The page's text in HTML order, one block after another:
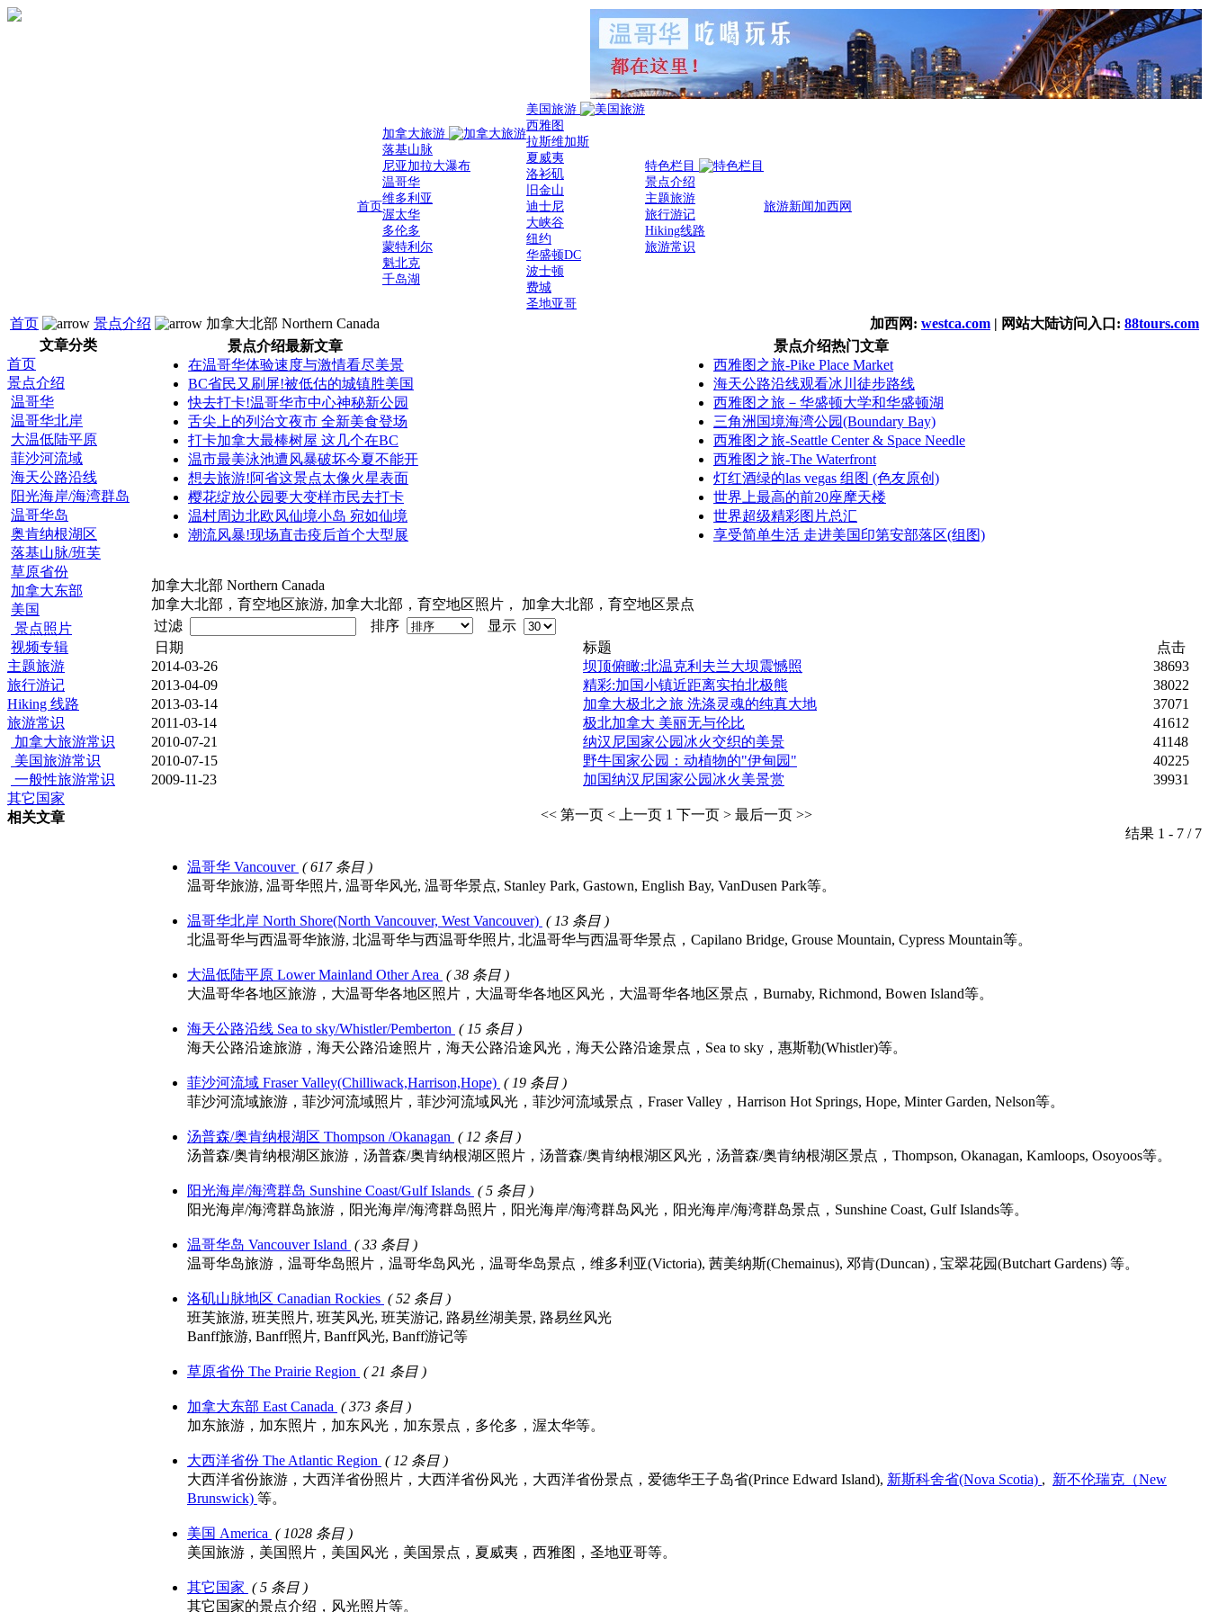
首页
加拿大旅游
落基山脉
尼亚加拉大瀑布
温哥华
维多利亚
渥太华
多伦多
蒙特利尔
魁北克
千岛湖
美国旅游
西雅图
拉斯维加斯
夏威夷
洛衫矶
旧金山
迪士尼
大峡谷
纽约
华盛顿DC
波士顿
费城
圣地亚哥
特色栏目
景点介绍
主题旅游
旅行游记
Hiking线路
旅游常识
旅游新闻 加西网
首页 景点介绍 加拿大北部 Northern Canada 加西网: westca.com | 网站大陆访问入口: 88tours.com
文章分类
首页
景点介绍
温哥华
温哥华北岸
大温低陆平原
菲沙河流域
海天公路沿线
阳光海岸/海湾群岛
温哥华岛
奥肯纳根湖区
落基山脉/班芙
草原省份
加拿大东部
美国
景点照片
视频专辑
主题旅游
旅行游记
Hiking 线路
旅游常识
加拿大旅游常识
美国旅游常识
一般性旅游常识
其它国家
相关文章
景点介绍最新文章
在温哥华体验速度与激情看尽美景
BC省民又刷屏!被低估的城镇胜美国
快去打卡!温哥华市中心神秘新公园
舌尖上的列治文夜市 全新美食登场
打卡加拿大最棒树屋 这几个在BC
温市最美泳池遭风暴破坏今夏不能开
想去旅游!阿省这景点太像火星表面
樱花绽放公园要大变样市民去打卡
温村周边北欧风仙境小岛 宛如仙境
潮流风暴!现场直击疫后首个大型展
景点介绍热门文章
西雅图之旅-Pike Place Market
海天公路沿线观看冰川徒步路线
西雅图之旅－华盛顿大学和华盛顿湖
三角洲国境海湾公园(Boundary Bay)
西雅图之旅-Seattle Center & Space Needle
西雅图之旅-The Waterfront
灯红酒绿的las vegas 组图 (色友原创)
世界上最高的前20座摩天楼
世界超级精彩图片总汇
享受简单生活 走进美国印第安部落区(组图)
加拿大北部 Northern Canada
加拿大北部，育空地区旅游, 加拿大北部，育空地区照片， 加拿大北部，育空地区景点
过滤
排序
显示
日期
标题
点击
2014-03-26
坝顶俯瞰:北温克利夫兰大坝震憾照
38693
2013-04-09
精彩:加国小镇近距离实拍北极熊
38022
2013-03-14
加拿大极北之旅 洗涤灵魂的纯真大地
37071
2011-03-14
极北加拿大 美丽无与伦比
41612
2010-07-21
纳汉尼国家公园冰火交织的美景
41148
2010-07-15
野牛国家公园：动植物的"伊甸园"
40225
2009-11-23
加国纳汉尼国家公园冰火美景赏 39931
<< 第一页 < 上一页 1 下一页 > 最后一页 >>
结果 1 - 7 / 7
温哥华 Vancouver ( 617 条目 )
温哥华旅游, 温哥华照片, 温哥华风光, 温哥华景点, Stanley Park, Gastown, English Bay, VanDusen Park等。
温哥华北岸 North Shore(North Vancouver, West Vancouver) ( 13 条目 )
北温哥华与西温哥华旅游, 北温哥华与西温哥华照片, 北温哥华与西温哥华景点，Capilano Bridge, Grouse Mountain, Cypress Mountain等。
大温低陆平原 Lower Mainland Other Area ( 38 条目 )
大温哥华各地区旅游，大温哥华各地区照片，大温哥华各地区风光，大温哥华各地区景点，Burnaby, Richmond, Bowen Island等。
海天公路沿线 Sea to sky/Whistler/Pemberton ( 15 条目 )
海天公路沿途旅游，海天公路沿途照片，海天公路沿途风光，海天公路沿途景点，Sea to sky，惠斯勒(Whistler)等。
菲沙河流域 Fraser Valley(Chilliwack,Harrison,Hope) ( 19 条目 )
菲沙河流域旅游，菲沙河流域照片，菲沙河流域风光，菲沙河流域景点，Fraser Valley，Harrison Hot Springs, Hope, Minter Garden, Nelson等。
汤普森/奥肯纳根湖区 Thompson /Okanagan ( 12 条目 )
汤普森/奥肯纳根湖区旅游，汤普森/奥肯纳根湖区照片，汤普森/奥肯纳根湖区风光，汤普森/奥肯纳根湖区景点，Thompson, Okanagan, Kamloops, Osoyoos等。
阳光海岸/海湾群岛 Sunshine Coast/Gulf Islands ( 5 条目 )
阳光海岸/海湾群岛旅游，阳光海岸/海湾群岛照片，阳光海岸/海湾群岛风光，阳光海岸/海湾群岛景点，Sunshine Coast, Gulf Islands等。
温哥华岛 Vancouver Island ( 33 条目 )
温哥华岛旅游，温哥华岛照片，温哥华岛风光，温哥华岛景点，维多利亚(Victoria), 茜美纳斯(Chemainus), 邓肯(Duncan) , 宝翠花园(Butchart Gardens) 等。
洛矶山脉地区 Canadian Rockies ( 52 条目 )
班芙旅游, 班芙照片, 班芙风光, 班芙游记, 路易丝湖美景, 路易丝风光
Banff旅游, Banff照片, Banff风光, Banff游记等
草原省份 The Prairie Region ( 21 条目 )
加拿大东部 East Canada ( 373 条目 )
加东旅游，加东照片，加东风光，加东景点，多伦多，渥太华等。
大西洋省份 The Atlantic Region ( 12 条目 )
大西洋省份旅游，大西洋省份照片，大西洋省份风光，大西洋省份景点，爱德华王子岛省(Prince Edward Island), 新斯科舍省(Nova Scotia) , 新不伦瑞克（New
Brunswick) 等。
美国 America ( 1028 条目 )
美国旅游，美国照片，美国风光，美国景点，夏威夷，西雅图，圣地亚哥等。
其它国家 ( 5 条目 )
其它国家的景点介绍，风光照片等。